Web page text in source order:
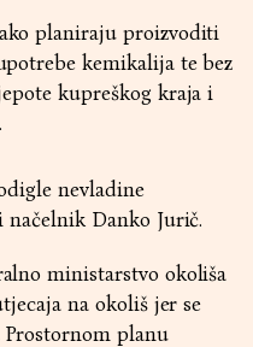
planiraju proizvoditi
kemikalija te bez
kupreškog kraja i
nevladine
načelnik Danko Jurič.
ministarstvo okoliša
na okoliš jer se
planu